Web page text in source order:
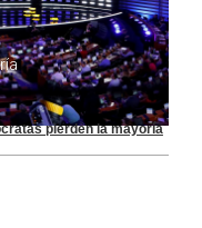
pierden la mayoría